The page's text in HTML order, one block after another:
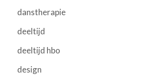
danstherapie
deeltijd
deeltijd hbo
design